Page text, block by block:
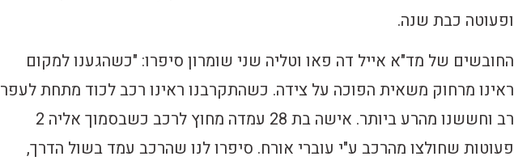
ופעוטה כבת שנה.
החובשים של מד"א אייל דה פאו וטליה שני שומרון סיפרו: "כשהגענו למקום
ראינו מרחוק משאית הפוכה על צידה. כשהתקרבנו ראינו רכב לכוד מתחת לעפר
רב וחששנו מהרע ביותר. אישה בת 28 עמדה מחוץ לרכב כשבסמוך אליה 2
פעוטות שחולצו מהרכב ע"י עוברי אורח. סיפרו לנו שהרכב עמד בשול הדרך,